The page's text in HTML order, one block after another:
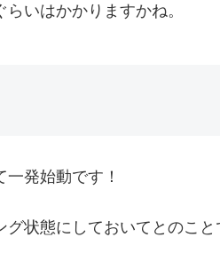
いはかかりますかね。
発始動です！
状態にしておいてとのこと